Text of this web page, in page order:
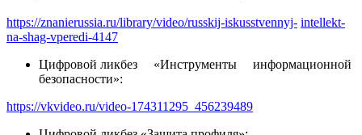
https://znanierussia.ru/library/video/russkij-iskusstvennyj- intellekt-
na-shag-vperedi-4147
Цифровой ликбез «Инструменты информационной
безопасности»:
https://vkvideo.ru/video-174311295_456239489